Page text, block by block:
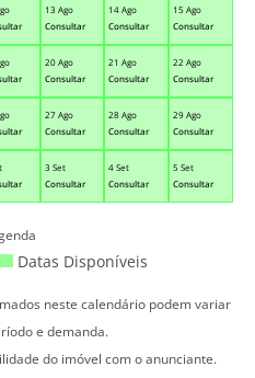
13 Ago
Consultar
14 Ago
Consultar
15 Ago
Consultar
20 Ago
Consultar
21 Ago
Consultar
22 Ago
Consultar
27 Ago
Consultar
28 Ago
Consultar
29 Ago
Consultar
3 Set
Consultar
4 Set
Consultar
5 Set
Consultar
Datas Disponíveis
neste calendário podem variar
e demanda.
do imóvel com o anunciante.